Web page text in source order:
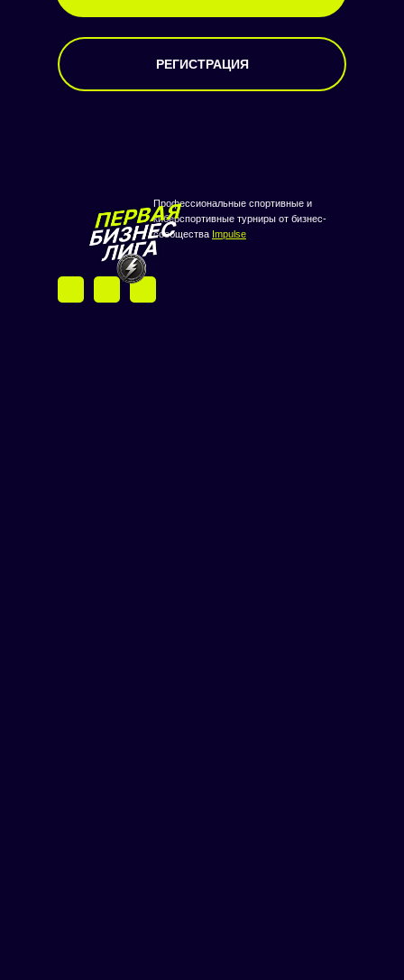
РЕГИСТРАЦИЯ
Профессиональные спортивные и
киберспортивные турниры от бизнес-
сообщества Impulse